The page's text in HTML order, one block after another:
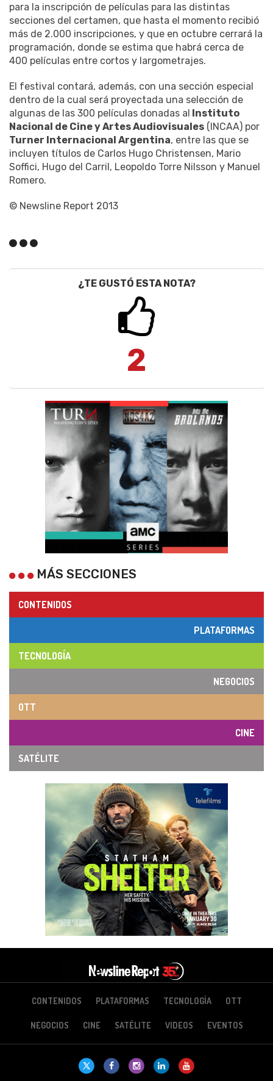
para la inscripción de películas para las distintas
secciones del certamen, que hasta el momento recibió
más de 2.000 inscripciones, y que en octubre cerrará la
programación, donde se estima que habrá cerca de
400 películas entre cortos y largometrajes.
El festival contará, además, con una sección especial
dentro de la cual será proyectada una selección de
algunas de las 300 películas donadas al Instituto
Nacional de Cine y Artes Audiovisuales (INCAA) por
Turner Internacional Argentina, entre las que se
incluyen títulos de Carlos Hugo Christensen, Mario
Soffici, Hugo del Carril, Leopoldo Torre Nilsson y Manuel
Romero.
© Newsline Report 2013
¿TE GUSTÓ ESTA NOTA?
2
MÁS SECCIONES
CONTENIDOS
PLATAFORMAS
TECNOLOGÍA
NEGOCIOS
OTT
CINE
SATÉLITE
CONTENIDOS PLATAFORMAS TECNOLOGÍA OTT
NEGOCIOS CINE SATÉLITE VIDEOS EVENTOS